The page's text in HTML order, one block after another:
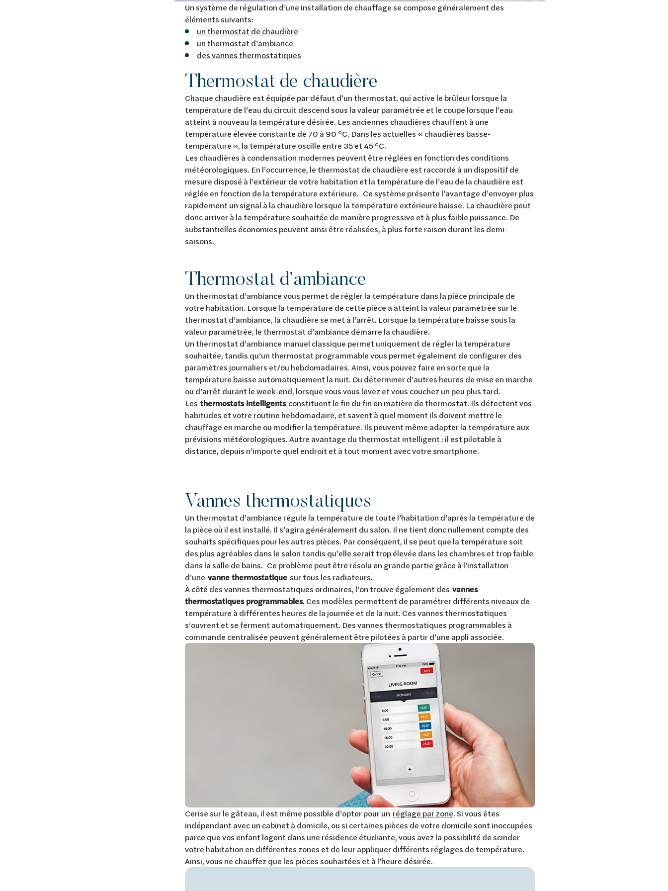
Un système de régulation d’une installation de chauffage se compose généralement des
éléments suivants:
un thermostat de chaudière
un thermostat d’ambiance
des vannes thermostatiques
Thermostat de chaudière
Chaque chaudière est équipée par défaut d’un thermostat, qui active le brûleur lorsque la
température de l’eau du circuit descend sous la valeur paramétrée et le coupe lorsque l’eau
atteint à nouveau la température désirée. Les anciennes chaudières chauffent à une
température élevée constante de 70 à 90 °C. Dans les actuelles « chaudières basse-
température », la température oscille entre 35 et 45 °C.
Les chaudières à condensation modernes peuvent être réglées en fonction des conditions
météorologiques. En l’occurrence, le thermostat de chaudière est raccordé à un dispositif de
mesure disposé à l’extérieur de votre habitation et la température de l’eau de la chaudière est
réglée en fonction de la température extérieure. Ce système présente l’avantage d’envoyer plus
rapidement un signal à la chaudière lorsque la température extérieure baisse. La chaudière peut
donc arriver à la température souhaitée de manière progressive et à plus faible puissance. De
substantielles économies peuvent ainsi être réalisées, à plus forte raison durant les demi-
saisons.
Thermostat d’ambiance
Un thermostat d’ambiance vous permet de régler la température dans la pièce principale de
votre habitation. Lorsque la température de cette pièce a atteint la valeur paramétrée sur le
thermostat d’ambiance, la chaudière se met à l’arrêt. Lorsque la température baisse sous la
valeur paramétrée, le thermostat d’ambiance démarre la chaudière.
Un thermostat d’ambiance manuel classique permet uniquement de régler la température
souhaitée, tandis qu’un thermostat programmable vous permet également de configurer des
paramètres journaliers et/ou hebdomadaires. Ainsi, vous pouvez faire en sorte que la
température baisse automatiquement la nuit. Ou déterminer d’autres heures de mise en marche
ou d’arrêt durant le week-end, lorsque vous vous levez et vous couchez un peu plus tard.
Les thermostats intelligentsconstituent le fin du fin en matière de thermostat. Ils détectent vos
habitudes et votre routine hebdomadaire, et savent à quel moment ils doivent mettre le
chauffage en marche ou modifier la température. Ils peuvent même adapter la température aux
prévisions météorologiques. Autre avantage du thermostat intelligent : il est pilotable à
distance, depuis n’importe quel endroit et à tout moment avec votre smartphone.
Vannes thermostatiques
Un thermostat d’ambiance régule la température de toute l’habitation d’après la température de
la pièce où il est installé. Il s’agira généralement du salon. Il ne tient donc nullement compte des
souhaits spécifiques pour les autres pièces. Par conséquent, il se peut que la température soit
des plus agréables dans le salon tandis qu’elle serait trop élevée dans les chambres et trop faible
dans la salle de bains. Ce problème peut être résolu en grande partie grâce à l’installation
d’une vanne thermostatique sur tous les radiateurs.
À côté des vannes thermostatiques ordinaires, l’on trouve également des vannes
thermostatiques programmables. Ces modèles permettent de paramétrer différents niveaux de
température à différentes heures de la journée et de la nuit. Ces vannes thermostatiques
s’ouvrent et se ferment automatiquement. Des vannes thermostatiques programmables à
commande centralisée peuvent généralement être pilotées à partir d’une appli associée.
Cerise sur le gâteau, il est même possible d’opter pour un réglage par zone. Si vous êtes
indépendant avec un cabinet à domicile, ou si certaines pièces de votre domicile sont inoccupées
parce que vos enfant logent dans une résidence étudiante, vous avez la possibilité de scinder
votre habitation en différentes zones et de leur appliquer différents réglages de température.
Ainsi, vous ne chauffez que les pièces souhaitées et à l’heure désirée.